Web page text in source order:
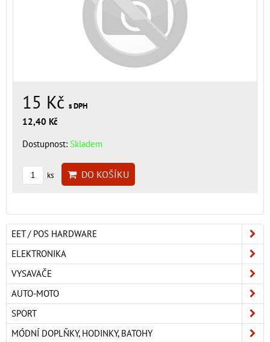
15 Kč s DPH
12,40 Kč
Dostupnost: Skladem
ks DO KOŠÍKU
EET / POS HARDWARE
ELEKTRONIKA
VYSAVAČE
AUTO-MOTO
SPORT
MÓDNÍ DOPLŇKY, HODINKY, BATOHY